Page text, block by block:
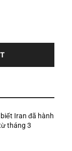
Iran đã hành
tháng 3